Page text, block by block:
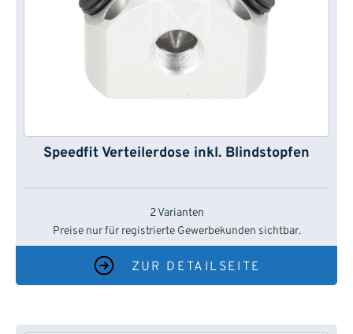
Speedfit Verteilerdose inkl. Blindstopfen
2 Varianten
Preise nur für registrierte Gewerbekunden sichtbar.
ZUR DETAILSEITE